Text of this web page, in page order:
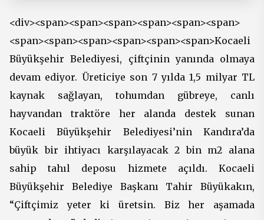
<div><span><span><span><span><span><span>
<span><span><span><span><span><span>Kocaeli
Büyükşehir Belediyesi, çiftçinin yanında olmaya
devam ediyor. Üreticiye son 7 yılda 1,5 milyar TL
kaynak sağlayan, tohumdan gübreye, canlı
hayvandan traktöre her alanda destek sunan
Kocaeli Büyükşehir Belediyesi’nin Kandıra’da
büyük bir ihtiyacı karşılayacak 2 bin m2 alana
sahip tahıl deposu hizmete açıldı. Kocaeli
Büyükşehir Belediye Başkanı Tahir Büyükakın,
“Çiftçimiz yeter ki üretsin. Biz her aşamada